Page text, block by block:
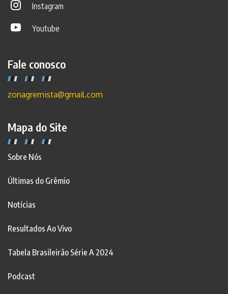
Instagram
Youtube
Fale conosco
zonagremista@gmail.com
Mapa do Site
Sobre Nós
Últimas do Grêmio
Notícias
Resultados Ao Vivo
Tabela Brasileirão Série A 2024
Podcast